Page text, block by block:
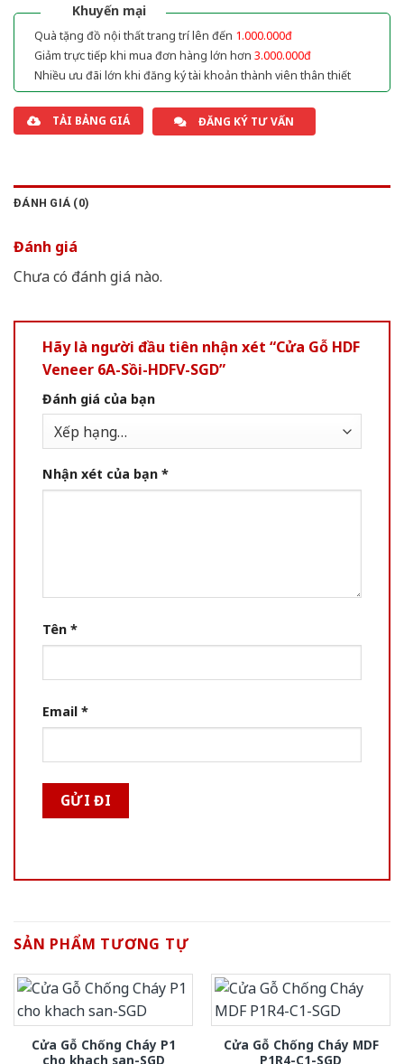
Khuyến mại
Quà tặng đồ nội thất trang trí lên đến 1.000.000đ
Giảm trực tiếp khi mua đơn hàng lớn hơn 3.000.000đ
Nhiều ưu đãi lớn khi đăng ký tài khoản thành viên thân thiết
TẢI BẢNG GIÁ ĐĂNG KÝ TƯ VẤN
ĐÁNH GIÁ (0)
Đánh giá
Chưa có đánh giá nào.
Hãy là người đầu tiên nhận xét “Cửa Gỗ HDF
Veneer 6A-Sồi-HDFV-SGD”
Đánh giá của bạn
Nhận xét của bạn *
Tên *
Email *
SẢN PHẨM TƯƠNG TỰ
Cửa Gỗ Chống Cháy P1
cho khach san-SGD
Cửa Gỗ Chống Cháy MDF
P1R4-C1-SGD